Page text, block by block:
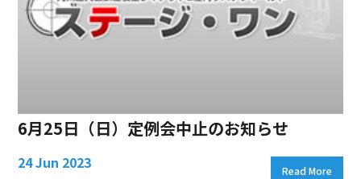
6月25日（日）定例会中止のお知らせ
24 Jun 2023 Read More